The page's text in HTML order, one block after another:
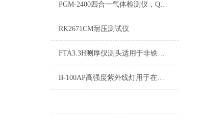
PGM-2400四合一气体检测仪，QRAE II四合一气体检测仪
RK2671CM耐压测试仪
FTA3.3H测厚仪测头适用于非铁磁基材上的油漆和塑料层的厚度测量
B-100AP高强度紫外线灯用于在线路搭乘制造，矿物学研究等